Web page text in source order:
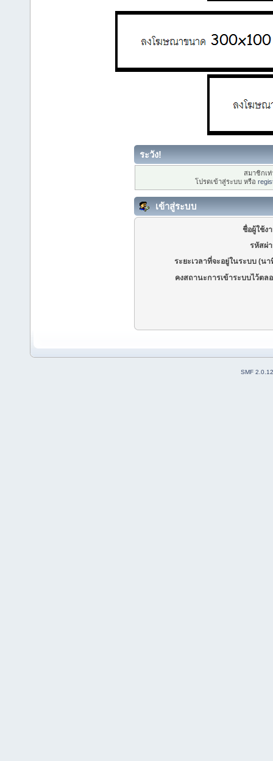
ระวัง!
สมาชิกเ
โปรดเข้าสู่ระบบ หรือ
เข้าสู่ระบบ
ชื่อผู้ใช้ง
รหัสผ่
ระยะเวลาที่จะอยู่ในระบบ (นา
คงสถานะการเข้าระบบไว้ตล
SMF 2.0.12